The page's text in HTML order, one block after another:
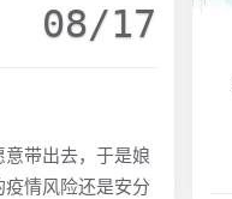
08/17
带出去，于是娘
情风险还是安分